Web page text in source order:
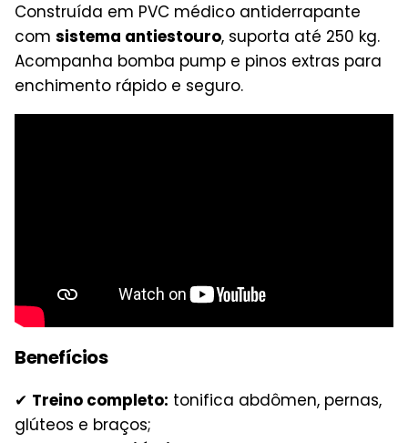
Construída em PVC médico antiderrapante
com sistema antiestouro, suporta até 250 kg.
Acompanha bomba pump e pinos extras para
enchimento rápido e seguro.
Benefícios
✔ Treino completo: tonifica abdômen, pernas,
glúteos e braços;